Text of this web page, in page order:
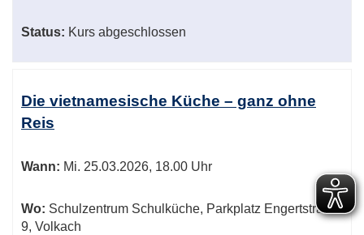
Status: Kurs abgeschlossen
Die vietnamesische Küche – ganz ohne
Reis
Wann: Mi. 25.03.2026, 18.00 Uhr
Wo: Schulzentrum Schulküche, Parkplatz Engertstraße
9, Volkach